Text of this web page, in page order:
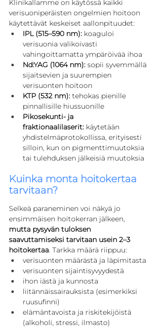
Klinikallamme on käytössä kaikki
verisuoniperäisten ongelmien hoitoon
käytettävät keskeiset aallonpituudet:
IPL (515–590 nm): koaguloi
verisuonia valikoivasti
vahingoittamatta ympäröivää ihoa
Nd:YAG (1064 nm): sopii syvemmällä
sijaitsevien ja suurempien
verisuonten hoitoon
KTP (532 nm): tehokas pienille
pinnallisille hiussuonille
Pikosekunti- ja
fraktionaalilaserit: käytetään
yhdistelmäprotokollissa, erityisesti
silloin, kun on pigmenttimuutoksia
tai tulehduksen jälkeisiä muutoksia
Kuinka monta hoitokertaa
tarvitaan?
Selkeä paraneminen voi näkyä jo
ensimmäisen hoitokerran jälkeen,
mutta pysyvän tuloksen
saavuttamiseksi tarvitaan usein 2–3
hoitokertaa. Tarkka määrä riippuu:
verisuonten määrästä ja läpimitasta
verisuonten sijaintisyvyydestä
ihon iästä ja kunnosta
liitännäissairauksista (esimerkiksi
ruusufinni)
elämäntavoista ja riskitekijöistä
(alkoholi, stressi, ilmasto)